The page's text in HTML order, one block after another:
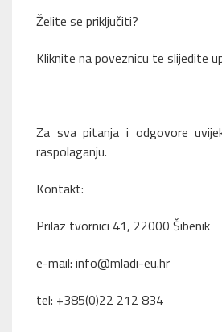
Želite se priključiti?
Kliknite na poveznicu te slijedite
Za sva pitanja i odgovore
raspolaganju.
Kontakt:
Prilaz tvornici 41, 22000 Šibenik
e-mail: info@mladi-eu.hr
tel: +385(0)22 212 834